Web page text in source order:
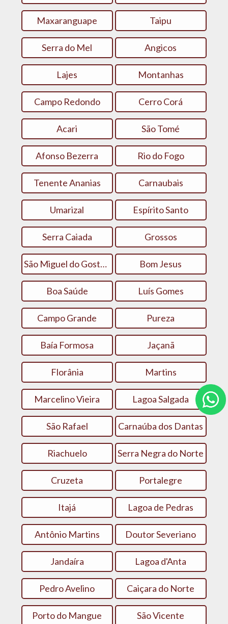
Maxaranguape Taipu
Serra do Mel Angicos
Lajes Montanhas
Campo Redondo Cerro Corá
Acari São Tomé
Afonso Bezerra Rio do Fogo
Tenente Ananias Carnaubais
Umarizal Espírito Santo
Serra Caiada Grossos
São Miguel do Gostoso Bom Jesus
Boa Saúde Luís Gomes
Campo Grande Pureza
Baía Formosa Jaçanã
Florânia Martins
Marcelino Vieira Lagoa Salgada
São Rafael Carnaúba dos Dantas
Riachuelo Serra Negra do Norte
Cruzeta Portalegre
Itajá Lagoa de Pedras
Antônio Martins Doutor Severiano
Jandaíra Lagoa d'Anta
Pedro Avelino Caiçara do Norte
Porto do Mangue São Vicente